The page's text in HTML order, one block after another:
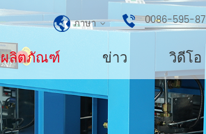
ภาษา 0086-595-
ผลิตภัณฑ์ ข่าว วิดีโอ